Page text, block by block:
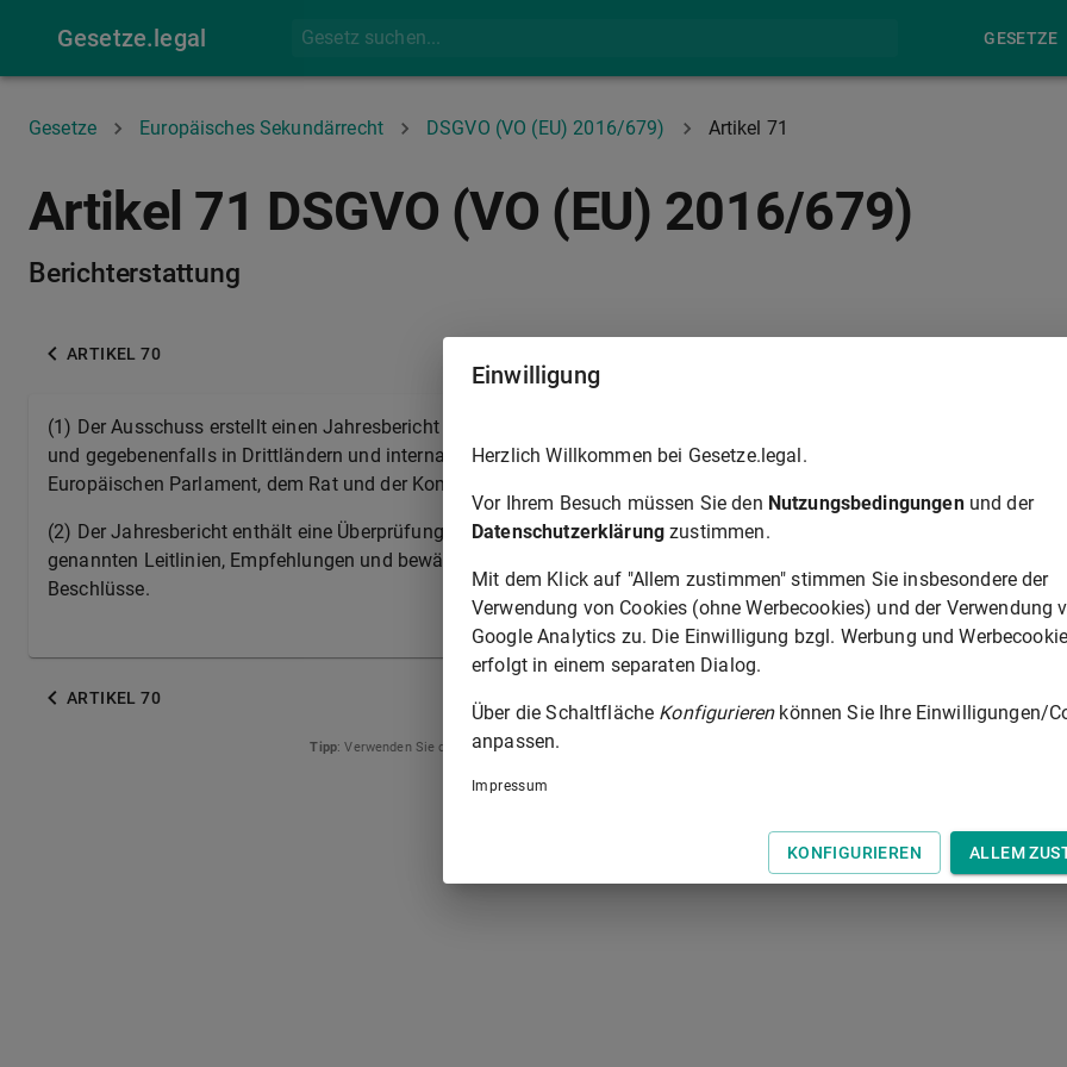
Gesetze.legal GESETZE
Gesetze Europäisches Sekundärrecht DSGVO (VO (EU) 2016/679) Artikel 71
Artikel 71 DSGVO (VO (EU) 2016/679)
Berichterstattung
ARTIKEL 70
(1) Der Ausschuss erstellt einen Jahresbericht über den Schutz natürlicher Personen bei der Verarbeitung in der Union
und gegebenenfalls in Drittländern und internationalen Organisationen. Der Bericht wird veröffentlicht und dem
Europäischen Parlament, dem Rat und der Kommission übermittelt.
(2) Der Jahresbericht enthält eine Überprüfung der praktischen Anwendung der in Artikel 70 Absatz 1 Buchstabe l
genannten Leitlinien, Empfehlungen und bewährten Verfahren sowie der in Artikel 65 genannten verbindlichen
Beschlüsse.
© Europäische Union 1998-
ARTIKEL 70
Tipp: Verwenden Sie die Pfeiltasten der Tastatur zur Navigation zwischen Normen.
Einwilligung
Herzlich Willkommen bei Gesetze.legal.
Vor Ihrem Besuch müssen Sie den Nutzungsbedingungenund der
Datenschutzerklärung zustimmen.
Mit dem Klick auf "Allem zustimmen" stimmen Sie insbesondere der
Verwendung von Cookies (ohne Werbecookies) und der Verwendung
Google Analytics zu. Die Einwilligung bzgl. Werbung und
erfolgt in einem separaten Dialog.
Über die Schaltfläche Konfigurierenkönnen Sie Ihre Einwilligungen/
anpassen.
Impressum
KONFIGURIEREN ALLEM